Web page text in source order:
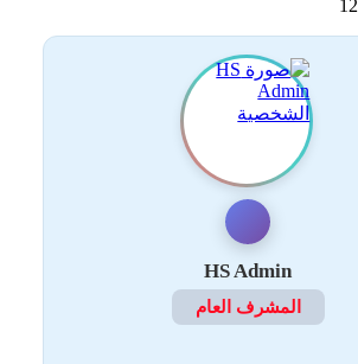
HS Admin
المشرف العام